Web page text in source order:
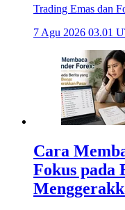
Trading Emas dan
7 Agu 2026 03.01
Cara
Fokus pada